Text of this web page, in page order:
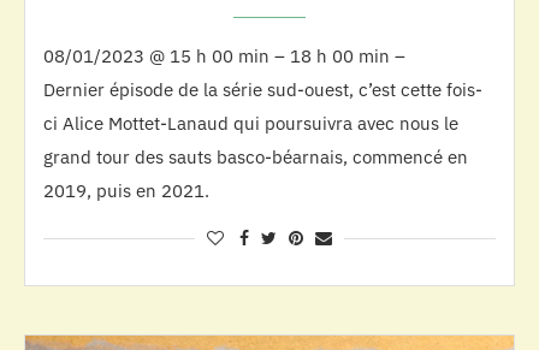
08/01/2023 @ 15 h 00 min – 18 h 00 min –
Dernier épisode de la série sud-ouest, c’est cette fois-
ci Alice Mottet-Lanaud qui poursuivra avec nous le
grand tour des sauts basco-béarnais, commencé en
2019, puis en 2021.